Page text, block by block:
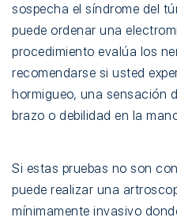
sospecha el síndrome del
puede ordenar una
procedimiento evalúa los
recomendarse si usted
hormigueo, una sensación
brazo o debilidad en la
Si estas pruebas no son
puede realizar una
mínimamente invasivo